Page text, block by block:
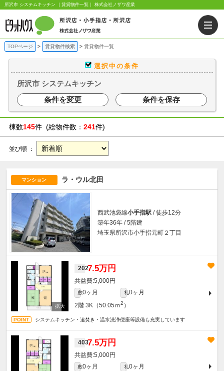
所沢市 システムキッチン ｜賃貸物件一覧｜ 株式会社ノザワ産業
TOPページ 賃貸物件検索 賃貸物件一覧
選択中の条件
所沢市 システムキッチン
条件を変更
条件を保存
棟数145件 (総物件数： 241件)
並び順 ：
マンション ラ・ウル北田
西武池袋線小手指駅 / 徒歩12分
築年36年 / 5階建
埼玉県所沢市小手指元町２丁目
2027.5万円
5,000円
敷0ヶ月 礼0ヶ月
2階 3K（50.05ｍ2 ）
システムキッチン・追焚き・温水洗浄便座等設備も充実しています
4037.5万円
5,000円
敷0ヶ月 礼0ヶ月